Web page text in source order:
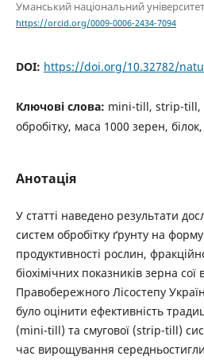
Уманський національний університет
https://orcid.org/0009-0006-2434-7094
DOI: https://doi.org/10.32782/
Ключові слова: mini-till, strip-till,
обробітку, маса 1000 зерен, білок,
Анотація
У статті наведено результати
систем обробітку ґрунту на
продуктивності рослин,
біохімічних показників зерна сої
Правобережного Лісостепу
було оцінити ефективність
(mini-till) та смугової (strip-till)
час вирощування